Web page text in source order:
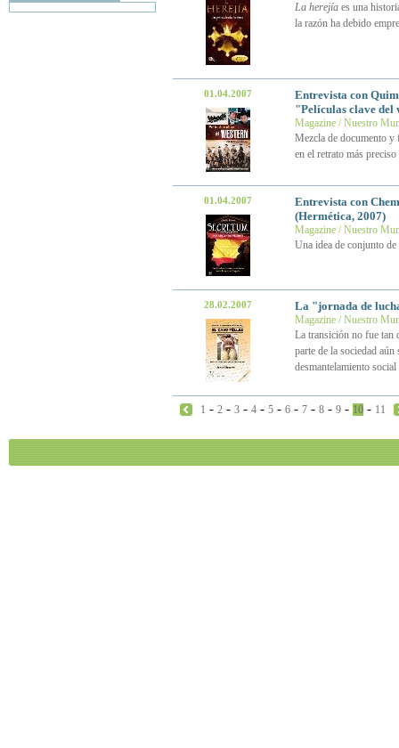
La herejíaes una
la razón ha debido
01.04.2007
Entrevista con
"Películas clave del
Magazine / Nuestro
Mezcla de documento
en el retrato más
01.04.2007
Entrevista con
(Hermética, 2007)
Magazine / Nuestro
Una idea de conjunto
28.02.2007 La "jornada de
Magazine / Nuestro
La transición no fue tan
parte de la sociedad
desmantelamiento
1 - 2 - 3 - 4 - 5 - 6 - 7 - 8 - 9 - 10 - 11